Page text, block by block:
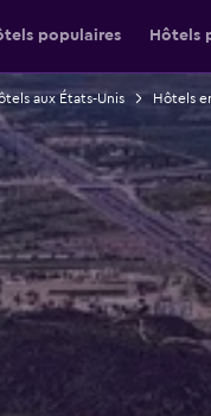
populaires Hôtels
aux États-Unis Hôtels